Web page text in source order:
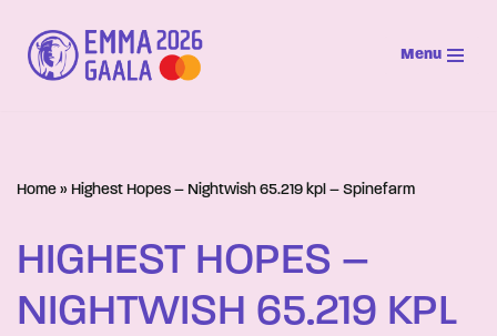
Siirry
suoraan
Menu
Home » Highest Hopes – Nightwish 65.219 kpl – Spinefarm
HIGHEST HOPES –
NIGHTWISH 65.219 KPL